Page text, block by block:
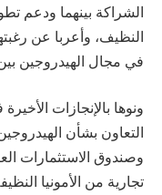
الشراكة بينهما ودعم
النظيف، وأعربا عن
في مجال الهيدروجين بين
ونوها بالإنجازات
التعاون بشأن
وصندوق الاستثمارات
تجارية من الأمونيا